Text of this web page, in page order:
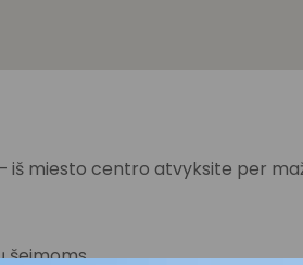
iš miesto centro atvyksite per
šeimoms